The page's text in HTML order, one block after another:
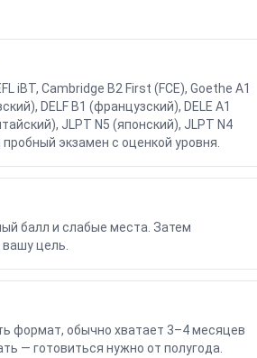
iBT, Cambridge B2 First (FCE), Goethe A1
DELF B1 (французский), DELE A1
JLPT N5 (японский), JLPT N4
экзамен с оценкой уровня.
балл и слабые места. Затем
цель.
формат, обычно хватает 3–4 месяцев
— готовиться нужно от полугода.